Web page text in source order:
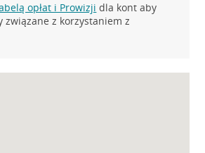
opłat i Prowizji dla kont aby
związane z korzystaniem z